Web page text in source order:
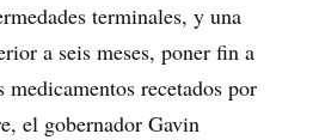
terminales, y una
a seis meses, poner fin a
medicamentos recetados por
el gobernador Gavin